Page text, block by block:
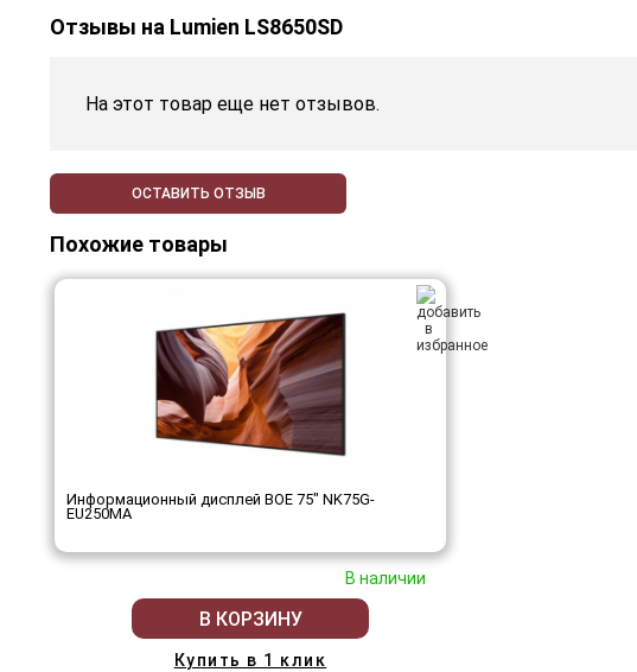
Отзывы на Lumien LS8650SD
На этот товар еще нет отзывов.
ОСТАВИТЬ ОТЗЫВ
Похожие товары
Информационный дисплей BOE 75" NK75G-
EU250MA
В наличии
В КОРЗИНУ
Купить в 1 клик